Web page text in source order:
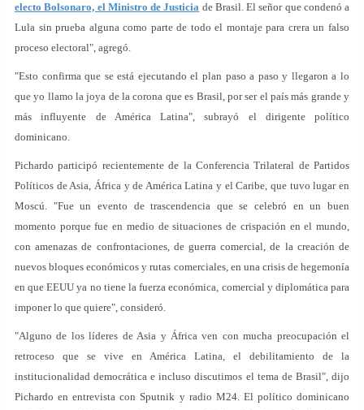
electo Bolsonaro, el Ministro de Justicia de Brasil. El señor que condenó a
Lula sin prueba alguna como parte de todo el montaje para crera un falso
proceso electoral", agregó.
"Esto confirma que se está ejecutando el plan paso a paso y llegaron a lo
que yo llamo la joya de la corona que es Brasil, por ser el país más grande y
más influyente de América Latina", subrayó el dirigente político
dominicano.
Pichardo participó recientemente de la Conferencia Trilateral de Partidos
Políticos de Asia, África y de América Latina y el Caribe, que tuvo lugar en
Moscú. "Fue un evento de trascendencia que se celebró en un buen
momento porque fue en medio de situaciones de crispación en el mundo,
con amenazas de confrontaciones, de guerra comercial, de la creación de
nuevos bloques económicos y rutas comerciales, en una crisis de hegemonía
en que EEUU ya no tiene la fuerza económica, comercial y diplomática para
imponer lo que quiere", consideró.
"Alguno de los líderes de Asia y África ven con mucha preocupación el
retroceso que se vive en América Latina, el debilitamiento de la
institucionalidad democrática e incluso discutimos el tema de Brasil", dijo
Pichardo en entrevista con Sputnik y radio M24. El político dominicano